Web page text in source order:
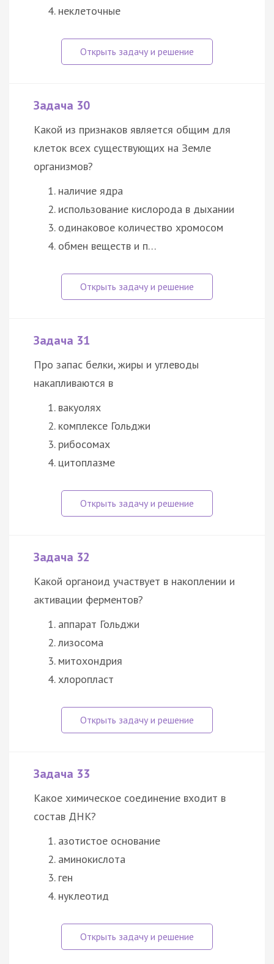
неклеточные
Задача 30
Какой из признаков является общим для
клеток всех существующих на Земле
организмов?
наличие ядра
использование кислорода в дыхании
одинаковое количество хромосом
обмен веществ и п…
Задача 31
Про запас белки, жиры и углеводы
накапливаются в
вакуолях
комплексе Гольджи
рибосомах
цитоплазме
Задача 32
Какой органоид участвует в накоплении и
активации ферментов?
аппарат Гольджи
лизосома
митохондрия
хлоропласт
Задача 33
Какое химическое соединение входит в
состав ДНК?
азотистое основание
аминокислота
ген
нуклеотид